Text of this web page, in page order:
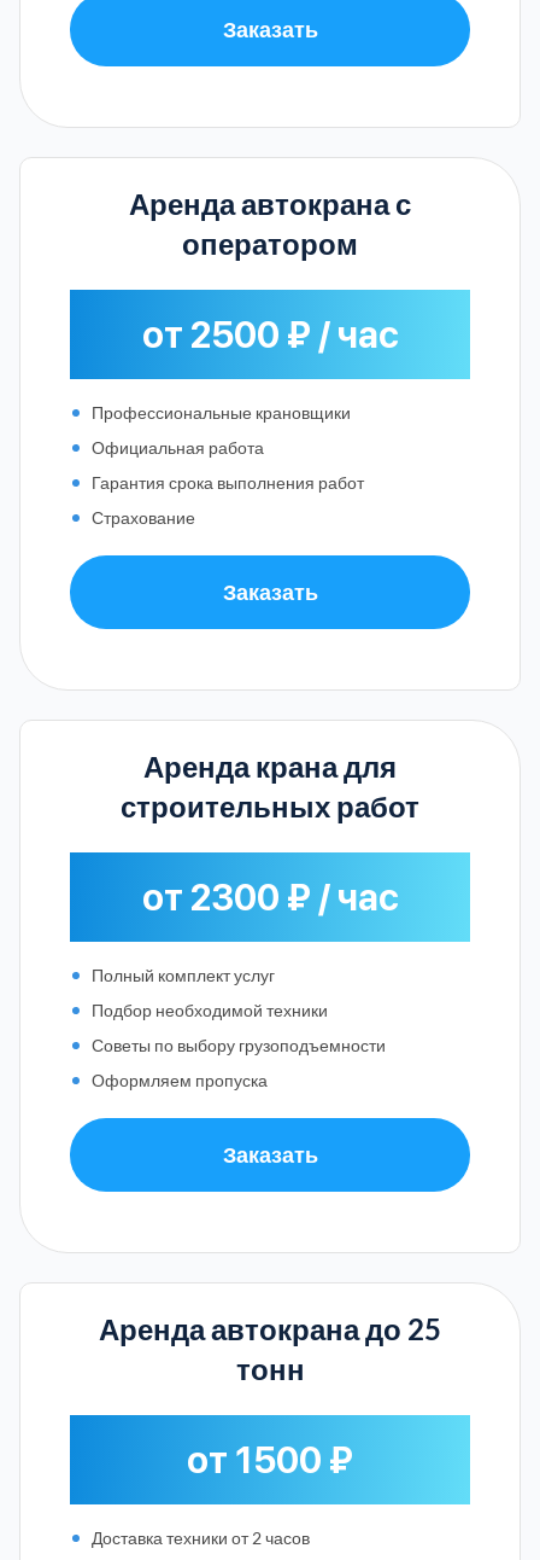
Заказать
Аренда автокрана с
оператором
от 2500 ₽ / час
Профессиональные крановщики
Официальная работа
Гарантия срока выполнения работ
Страхование
Заказать
Аренда крана для
строительных работ
от 2300 ₽ / час
Полный комплект услуг
Подбор необходимой техники
Советы по выбору грузоподъемности
Оформляем пропуска
Заказать
Аренда автокрана до 25
тонн
от 1500 ₽
Доставка техники от 2 часов